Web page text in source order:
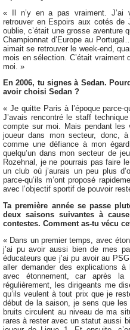
« Il n’y en a pas vraiment. J’ai
retrouver en Espoirs aux cotés de
oublie, c’était une grosse aventure
Championnat d’Europe au
aimait se retrouver le week-end,
mois en sélection. C’était vraiment
moi. »
En 2006, tu signes à Sedan.
avoir choisi Sedan ?
« Je quitte Paris à l’époque parce-
J’avais rencontré le staff
compte sur moi. Mais pendant les
joueur dans mon secteur, donc,
comme une défiance à mon
quelqu’un dans mon secteur de
Rozehnal, je ne pourrais pas faire
un club où j’aurais un peu plus
parce-qu’ils m’ont proposé
avec l’objectif sportif de pouvoir
Ta première année se passe
deux saisons suivantes à
contestes. Comment as-tu vécu
« Dans un premier temps, avec
j’ai pu avoir aussi bien de mes
éducateurs que j’ai pu avoir au
aller demander des explications
avec étonnement, car après
régulièrement, les dirigeants me
qu’ils veulent à tout prix que je
début de la saison, je sens que
bruits circulent au niveau de ma
rares à rester avec un statut aussi